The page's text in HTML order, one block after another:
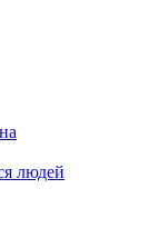
людей